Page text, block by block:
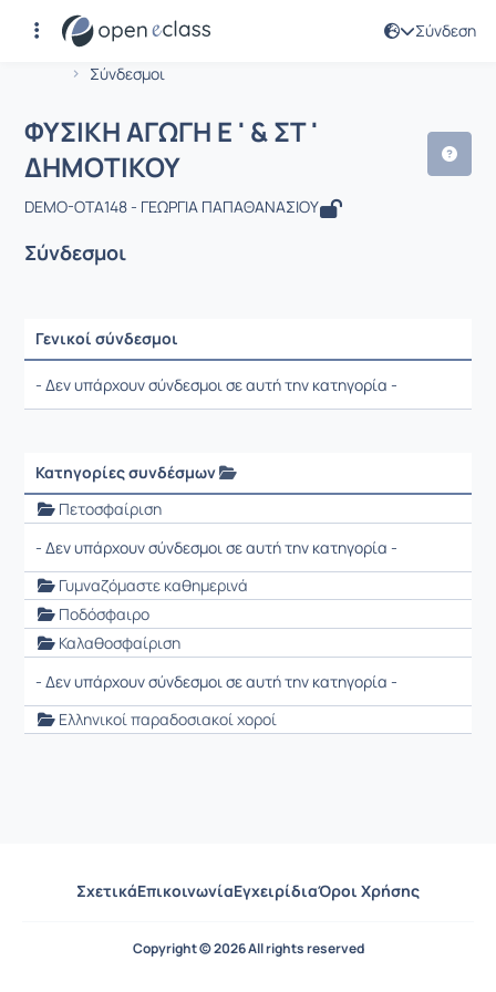
Σύνδεση
Αρχική Σελίδα
Σύνδεσμοι
Μάθημα : ΦΥΣΙΚΗ ΑΓΩΓΗ Ε ' & ΣΤ '
ΦΥΣΙΚΗ ΑΓΩΓΗ Ε ' & ΣΤ '
ΔΗΜΟΤΙΚΟΥ
DEMO-OTA148 - ΓΕΩΡΓΙΑ ΠΑΠΑΘΑΝΑΣΙΟΥ
Σύνδεσμοι
Γενικοί σύνδεσμοι
Ρυθμίσεις επιλογής / Αποτελέσματα
- Δεν υπάρχουν σύνδεσμοι σε αυτή την κατηγορία -
Κατηγορίες συνδέσμων
Ρυθμίσεις επιλογής / Αποτελέσματα
Πετοσφαίριση
- Δεν υπάρχουν σύνδεσμοι σε αυτή την κατηγορία -
Γυμναζόμαστε καθημερινά
Ποδόσφαιρο
Καλαθοσφαίριση
- Δεν υπάρχουν σύνδεσμοι σε αυτή την κατηγορία -
Ελληνικοί παραδοσιακοί χοροί
ΣχετικάΕπικοινωνίαΕγχειρίδιαΌροι Χρήσης
Copyright © 2026 All rights reserved